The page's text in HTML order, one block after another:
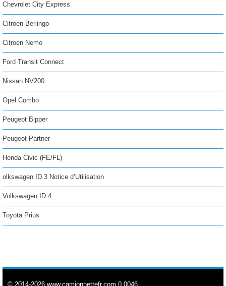
Chevrolet City Express
Citroen Berlingo
Citroen Nemo
Ford Transit Connect
Nissan NV200
Opel Combo
Peugeot Bipper
Peugeot Partner
Honda Civic (FE/FL)
olkswagen ID.3 Notice d’Utilisation
Volkswagen ID.4
Toyota Prius
© 2014-2026 www.camionnettefr.com 0.0046